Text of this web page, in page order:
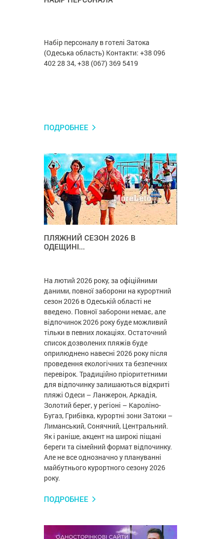
Набір персоналу в готелі Затока
(Одеська область) Контакти: +38 096
402 28 34, +38 (067) 369 5419
ПОДРОБНЕЕ
ПЛЯЖНИЙ СЕЗОН 2026 В
ОДЕЩИНІ...
На лютий 2026 року, за офіційними
даними, повної заборони на курортний
сезон 2026 в Одеській області не
введено. Повної заборони немає, але
відпочинок 2026 року буде можливий
тільки в певних локаціях. Остаточний
список дозволених пляжів буде
оприлюднено навесні 2026 року після
проведення екологічних та безпечних
перевірок. Традиційно пріоритетними
для відпочинку залишаються відкриті
пляжі Одеси – Ланжерон, Аркадія,
Золотий берег, у регіоні – Кароліно-
Бугаз, Грибівка, курортні зони Затоки –
Лиманський, Сонячний, Центральний.
Як і раніше, акцент на широкі піщані
береги та сімейний формат відпочинку.
Але не все однозначно у плануванні
майбутнього курортного сезону 2026
року.
ПОДРОБНЕЕ